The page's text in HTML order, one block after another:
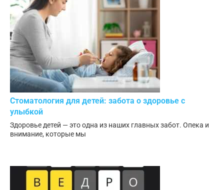
Стоматология для детей: забота о здоровье с
улыбкой
Здоровье детей — это одна из наших главных забот. Опека и
внимание, которые мы